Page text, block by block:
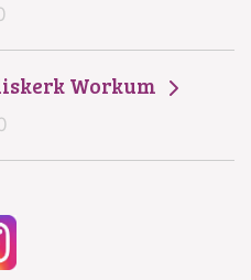
Workum